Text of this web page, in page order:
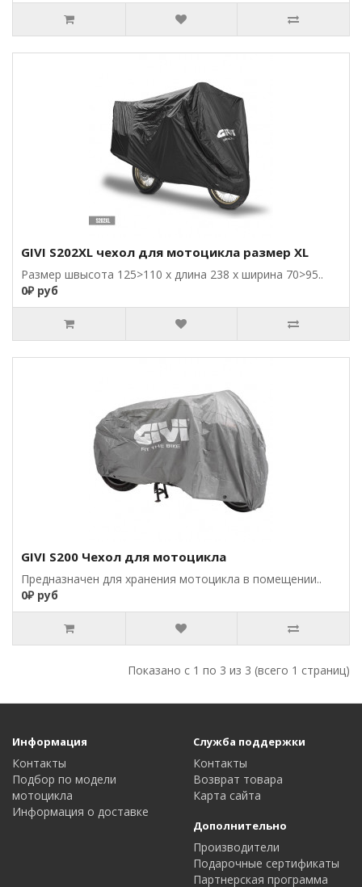
GIVI S202XL чехол для мотоцикла размер XL
Размер швысота 125>110 x длина 238 x ширина 70>95..
0₽ руб
GIVI S200 Чехол для мотоцикла
Предназначен для хранения мотоцикла в помещении..
0₽ руб
Показано с 1 по 3 из 3 (всего 1 страниц)
Информация
Контакты
Подбор по модели
мотоцикла
Информация о доставке
Служба поддержки
Контакты
Возврат товара
Карта сайта
Дополнительно
Производители
Подарочные сертификаты
Партнерская программа